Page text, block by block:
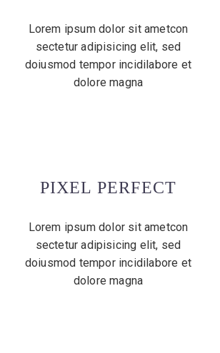
Lorem ipsum dolor sit ametcon
sectetur adipisicing elit, sed
doiusmod tempor incidilabore et
dolore magna
PIXEL PERFECT
Lorem ipsum dolor sit ametcon
sectetur adipisicing elit, sed
doiusmod tempor incidilabore et
dolore magna